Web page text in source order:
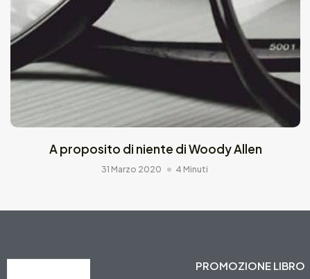
A proposito di niente di Woody Allen
31 Marzo 2020 4 Minuti
PROMOZIONE LIBRO